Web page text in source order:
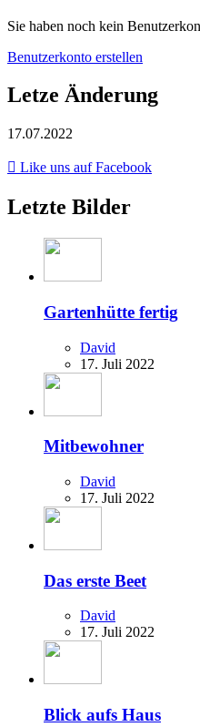
Sie haben noch kein
Benutzerkonto erstellen
Letze Änderung
17.07.2022
Like uns auf Facebook
Letzte Bilder
Gartenhütte fertig
David
17. Juli 2022
Mitbewohner
David
17. Juli 2022
Das erste Beet
David
17. Juli 2022
Blick aufs Haus